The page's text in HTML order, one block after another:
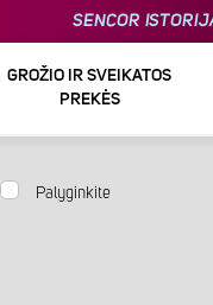
SENCOR
GROŽIO IR SVEIKATOS
PREKĖS
Palyginkite